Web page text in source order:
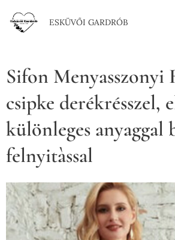
ESKÜVŐI GARDRÓB
Sifon Menyasszonyi
csipke derékrésszel,
különleges anyaggal
felnyitàssal